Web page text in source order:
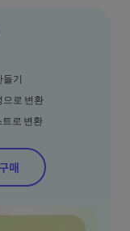
들기
으로 변환
트로 변환